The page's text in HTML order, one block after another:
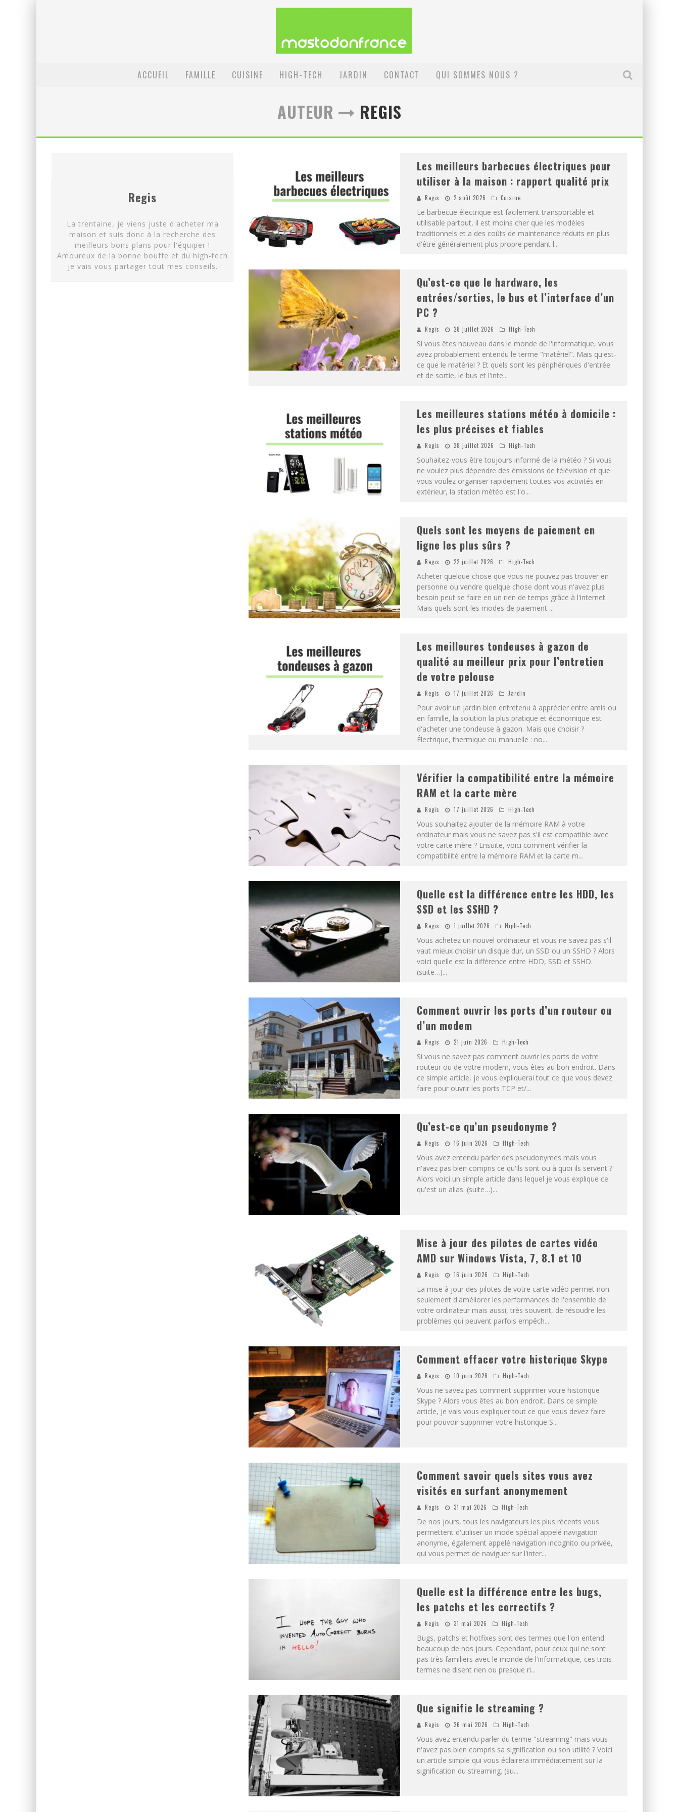
ACCUEIL FAMILLE CUISINE HIGH-TECH JARDIN CONTACT QUI SOMMES NOUS ?
AUTEUR REGIS
Regis
La trentaine, je viens juste d'acheter ma
maison et suis donc à la recherche des
meilleurs bons plans pour l'équiper !
Amoureux de la bonne bouffe et du high-tech
je vais vous partager tout mes conseils.
Les meilleurs barbecues électriques pour
utiliser à la maison : rapport qualité prix
Regis 2 août 2026 Cuisine
Le barbecue électrique est facilement transportable et
utilisable partout, il est moins cher que les modèles
traditionnels et a des coûts de maintenance réduits en plus
d'être généralement plus propre pendant l...
Qu’est-ce que le hardware, les
entrées/sorties, le bus et l’interface d’un
PC ?
Regis 28 juillet 2026 High-Tech
Si vous êtes nouveau dans le monde de l'informatique, vous
avez probablement entendu le terme "matériel". Mais qu'est-
ce que le matériel ? Et quels sont les périphériques d'entrée
et de sortie, le bus et l'inte...
Les meilleures stations météo à domicile :
les plus précises et fiables
Regis 28 juillet 2026 High-Tech
Souhaitez-vous être toujours informé de la météo ? Si vous
ne voulez plus dépendre des émissions de télévision et que
vous voulez organiser rapidement toutes vos activités en
extérieur, la station météo est l'o...
Quels sont les moyens de paiement en
ligne les plus sûrs ?
Regis 22 juillet 2026 High-Tech
Acheter quelque chose que vous ne pouvez pas trouver en
personne ou vendre quelque chose dont vous n'avez plus
besoin peut se faire en un rien de temps grâce à l'internet.
Mais quels sont les modes de paiement ...
Les meilleures tondeuses à gazon de
qualité au meilleur prix pour l’entretien
de votre pelouse
Regis 17 juillet 2026 Jardin
Pour avoir un jardin bien entretenu à apprécier entre amis ou
en famille, la solution la plus pratique et économique est
d'acheter une tondeuse à gazon. Mais que choisir ?
Électrique, thermique ou manuelle : no...
Vérifier la compatibilité entre la mémoire
RAM et la carte mère
Regis 17 juillet 2026 High-Tech
Vous souhaitez ajouter de la mémoire RAM à votre
ordinateur mais vous ne savez pas s'il est compatible avec
votre carte mère ? Ensuite, voici comment vérifier la
compatibilité entre la mémoire RAM et la carte m...
Quelle est la différence entre les HDD, les
SSD et les SSHD ?
Regis 1 juillet 2026 High-Tech
Vous achetez un nouvel ordinateur et vous ne savez pas s'il
vaut mieux choisir un disque dur, un SSD ou un SSHD ? Alors
voici quelle est la différence entre HDD, SSD et SSHD.
(suite…)...
Comment ouvrir les ports d’un routeur ou
d’un modem
Regis 21 juin 2026 High-Tech
Si vous ne savez pas comment ouvrir les ports de votre
routeur ou de votre modem, vous êtes au bon endroit. Dans
ce simple article, je vous expliquerai tout ce que vous devez
faire pour ouvrir les ports TCP et/...
Qu’est-ce qu’un pseudonyme ?
Regis 16 juin 2026 High-Tech
Vous avez entendu parler des pseudonymes mais vous
n'avez pas bien compris ce qu'ils sont ou à quoi ils servent ?
Alors voici un simple article dans lequel je vous explique ce
qu'est un alias. (suite…)...
Mise à jour des pilotes de cartes vidéo
AMD sur Windows Vista, 7, 8.1 et 10
Regis 16 juin 2026 High-Tech
La mise à jour des pilotes de votre carte vidéo permet non
seulement d'améliorer les performances de l'ensemble de
votre ordinateur mais aussi, très souvent, de résoudre les
problèmes qui peuvent parfois empêch...
Comment effacer votre historique Skype
Regis 10 juin 2026 High-Tech
Vous ne savez pas comment supprimer votre historique
Skype ? Alors vous êtes au bon endroit. Dans ce simple
article, je vais vous expliquer tout ce que vous devez faire
pour pouvoir supprimer votre historique S...
Comment savoir quels sites vous avez
visités en surfant anonymement
Regis 31 mai 2026 High-Tech
De nos jours, tous les navigateurs les plus récents vous
permettent d'utiliser un mode spécial appelé navigation
anonyme, également appelé navigation incognito ou privée,
qui vous permet de naviguer sur l'inter...
Quelle est la différence entre les bugs,
les patchs et les correctifs ?
Regis 31 mai 2026 High-Tech
Bugs, patchs et hotfixes sont des termes que l'on entend
beaucoup de nos jours. Cependant, pour ceux qui ne sont
pas très familiers avec le monde de l'informatique, ces trois
termes ne disent rien ou presque ri...
Que signifie le streaming ?
Regis 26 mai 2026 High-Tech
Vous avez entendu parler du terme "streaming" mais vous
n'avez pas bien compris sa signification ou son utilité ? Voici
un article simple qui vous éclairera immédiatement sur la
signification du streaming. (su...